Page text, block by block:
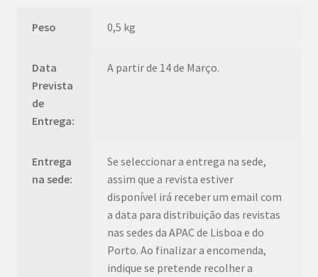
Peso 0,5 kg
Data
Prevista
de
Entrega:
A partir de 14 de Março.
Entrega
na sede:
Se seleccionar a entrega na sede,
assim que a revista estiver
disponível irá receber um email com
a data para distribuição das revistas
nas sedes da APAC de Lisboa e do
Porto. Ao finalizar a encomenda,
indique se pretende recolher a